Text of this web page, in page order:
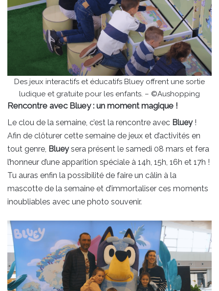
Des jeux interactifs et éducatifs Bluey offrent une sortie
ludique et gratuite pour les enfants. – ©Aushopping
Rencontre avec Bluey : un moment magique !
Le clou de la semaine, c’est la rencontre avec Bluey!
Afin de clôturer cette semaine de jeux et d’activités en
tout genre, Blueysera présent le samedi 08 mars et fera
l’honneur d’une apparition spéciale à 14h, 15h, 16h et 17h !
Tu auras enfin la possibilité de faire un câlin à la
mascotte de la semaine et d’immortaliser ces moments
inoubliables avec une photo souvenir.